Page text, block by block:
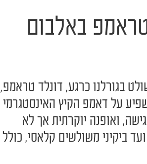
טראמפ באלבום
בגורלנו כרגע, דונלד טראמפ,
על דאמפ הקיץ האינסטגרמי
ואופנה יוקרתית אך לא
ביקיני משולשים קלאסי, כולל